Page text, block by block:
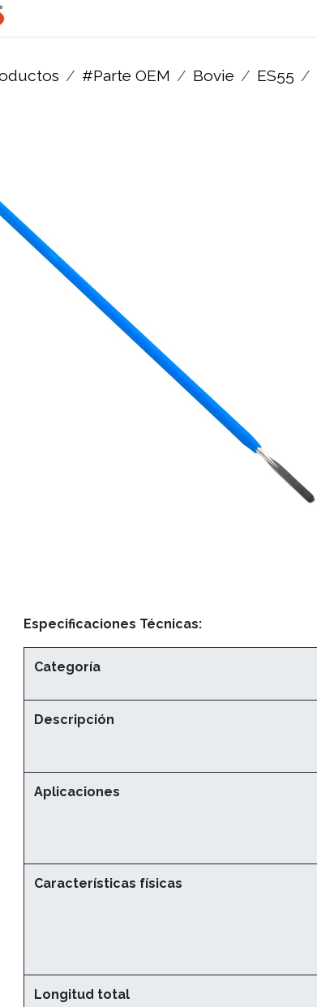
#Parte OEM Bovie ES55
Especificaciones Técnicas:
Categoría
Descripción
Aplicaciones
Características físicas
Longitud total